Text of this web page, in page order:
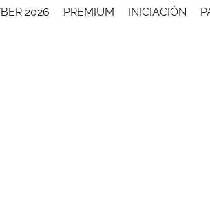
2026 PREMIUM INICIACIÓN